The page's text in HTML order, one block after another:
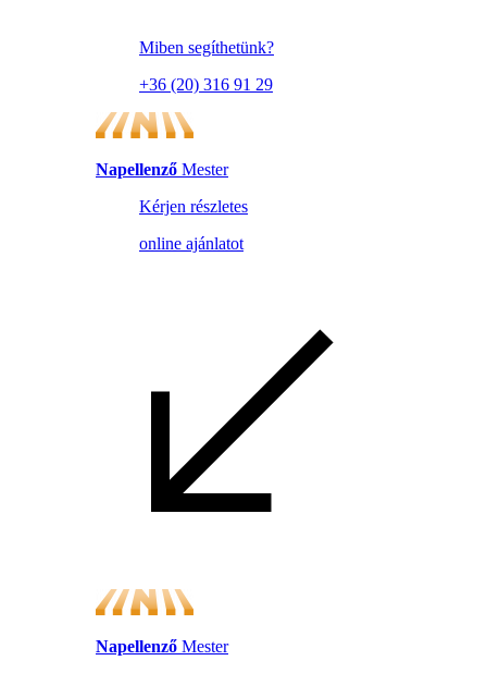
Miben segíthetünk?
+36 (20) 316 91 29
Napellenző Mester
Kérjen részletes
online ajánlatot
Napellenző Mester